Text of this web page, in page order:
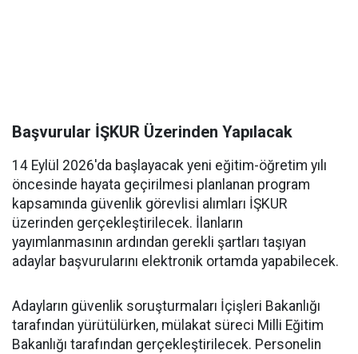
Başvurular İŞKUR Üzerinden Yapılacak
14 Eylül 2026'da başlayacak yeni eğitim-öğretim yılı
öncesinde hayata geçirilmesi planlanan program
kapsamında güvenlik görevlisi alımları İŞKUR
üzerinden gerçekleştirilecek. İlanların
yayımlanmasının ardından gerekli şartları taşıyan
adaylar başvurularını elektronik ortamda yapabilecek.
Adayların güvenlik soruşturmaları İçişleri Bakanlığı
tarafından yürütülürken, mülakat süreci Milli Eğitim
Bakanlığı tarafından gerçekleştirilecek. Personelin